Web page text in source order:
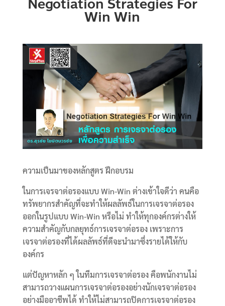
Win Win
ความเป็นมาของหลักสูตร ฝึกอบรม
ในการเจรจาต่อรองแบบ Win-Win ต่างเข้าใจดีว่า คนคือ
ทรัพยากรสำคัญที่จะทำให้ผลลัพธ์ในการเจรจาต่อรอง
ออกในรูปแบบ Win-Win หรือไม่ ทำให้ทุกองค์กรต่างให้
ความสำคัญกับกลยุทธ์การเจรจาต่อรอง เพราะการ
เจรจาต่อรองที่ได้ผลลัพธ์ที่ดีจะนำมาซึ่งรายได้ให้กับ
องค์กร
แต่ปัญหาหลัก ๆ ในทีมการเจรจาต่อรอง คือพนักงานไม่
สามารถวางแผนการเจรจาต่อรองอย่างนักเจรจาต่อรอง
อย่างมืออาชีพได้ ทำให้ไม่สามารถปิดการเจรจาต่อรอง